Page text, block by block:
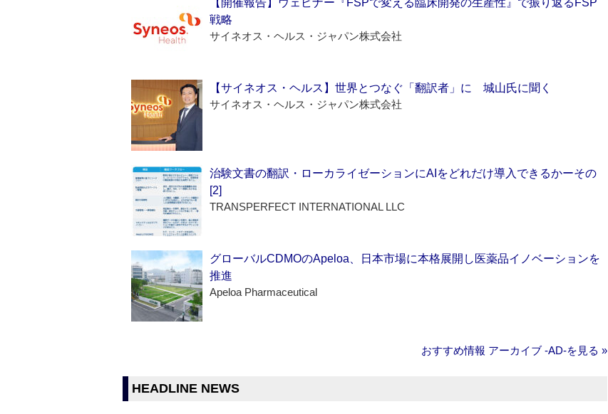
【開催報告】ウェビナー『FSPで変える臨床開発の生産性』で振り返るFSP
戦略
サイネオス・ヘルス・ジャパン株式会社
【サイネオス・ヘルス】世界とつなぐ「翻訳者」に 城山氏に聞く
サイネオス・ヘルス・ジャパン株式会社
治験文書の翻訳・ローカライゼーションにAIをどれだけ導入できるかーその
[2]
TRANSPERFECT INTERNATIONAL LLC
グローバルCDMOのApeloa、日本市場に本格展開し医薬品イノベーションを
推進
Apeloa Pharmaceutical
おすすめ情報 アーカイブ ‐AD‐を見る »
HEADLINE NEWS